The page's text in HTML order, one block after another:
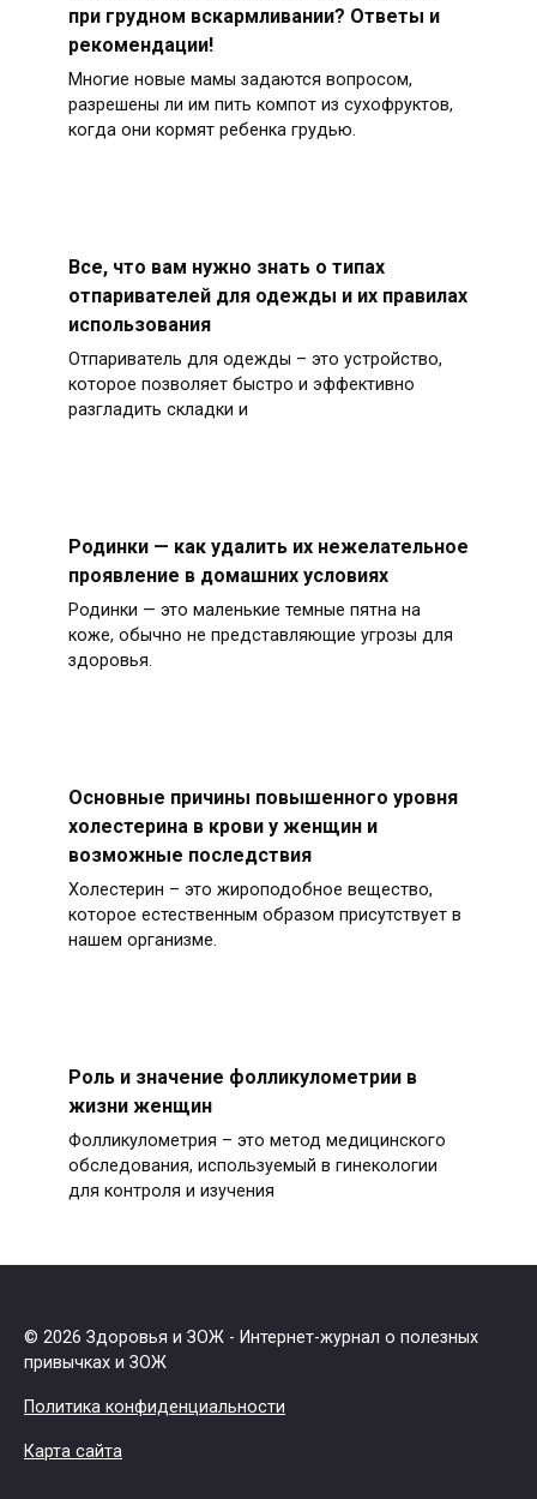
при грудном вскармливании? Ответы и
рекомендации!
Многие новые мамы задаются вопросом,
разрешены ли им пить компот из сухофруктов,
когда они кормят ребенка грудью.
Все, что вам нужно знать о типах
отпаривателей для одежды и их правилах
использования
Отпариватель для одежды – это устройство,
которое позволяет быстро и эффективно
разгладить складки и
Родинки — как удалить их нежелательное
проявление в домашних условиях
Родинки — это маленькие темные пятна на
коже, обычно не представляющие угрозы для
здоровья.
Основные причины повышенного уровня
холестерина в крови у женщин и
возможные последствия
Холестерин – это жироподобное вещество,
которое естественным образом присутствует в
нашем организме.
Роль и значение фолликулометрии в
жизни женщин
Фолликулометрия – это метод медицинского
обследования, используемый в гинекологии
для контроля и изучения
© 2026 Здоровья и ЗОЖ - Интернет-журнал о полезных
привычках и ЗОЖ
Политика конфиденциальности
Карта сайта